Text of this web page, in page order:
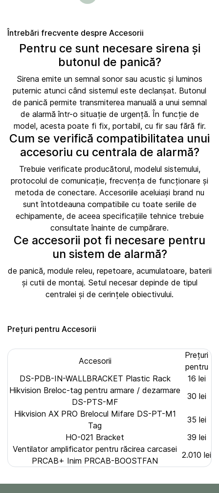
Întrebări frecvente despre Accesorii
Pentru ce sunt necesare sirena și
butonul de panică?
Sirena emite un semnal sonor sau acustic și luminos
puternic atunci când sistemul este declanșat. Butonul
de panică permite transmiterea manuală a unui semnal
de alarmă într-o situație de urgență. În funcție de
model, acesta poate fi fix, portabil, cu fir sau fără fir.
Cum se verifică compatibilitatea unui
accesoriu cu centrala de alarmă?
Trebuie verificate producătorul, modelul sistemului,
protocolul de comunicație, frecvența de funcționare și
metoda de conectare. Accesoriile aceluiași brand nu
sunt întotdeauna compatibile cu toate seriile de
echipamente, de aceea specificațiile tehnice trebuie
consultate înainte de cumpărare.
Ce accesorii pot fi necesare pentru
un sistem de alarmă?
de panică, module releu, repetoare, acumulatoare, baterii
și cutii de montaj. Setul necesar depinde de tipul
centralei și de cerințele obiectivului.
Prețuri pentru Accesorii
Accesorii
Prețuri
pentru
DS-PDB-IN-WALLBRACKET Plastic Rack
16 lei
Hikvision Breloc-tag pentru armare / dezarmare
DS-PTS-MF
30 lei
Hikvision AX PRO Brelocul Mifare DS-PT-M1
Tag
35 lei
HO-021 Bracket
39 lei
Ventilator amplificator pentru răcirea carcasei
PRCAB+ Inim PRCAB-BOOSTFAN
2.010 lei